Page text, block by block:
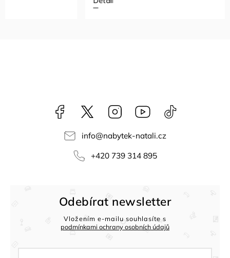
Facebook NataliNabytek
Instagram YouTube
info@nabytek-natali.cz
+420 739 314 895
Odebírat newsletter
Vložením e-mailu souhlasíte s
podmínkami ochrany osobních údajů